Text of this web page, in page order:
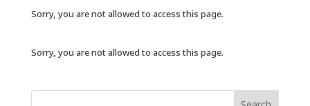
Sorry, you are not allowed to access this page.
Sorry, you are not allowed to access this page.